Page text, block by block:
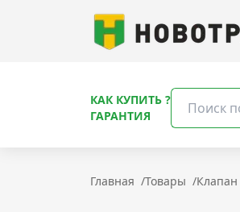
КАК КУПИТЬ ?
ГАРАНТИЯ
Главная /Товары /